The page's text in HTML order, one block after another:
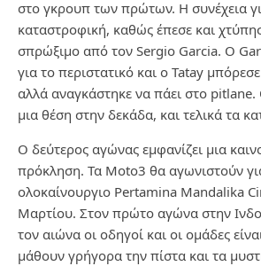
στο γκρουπ των πρώτων. Η συνέχεια
καταστροφική, καθώς έπεσε και
σπρώξιμο από τον Sergio Garcia. Ο
για το περιστατικό και ο Tatay
αλλά αναγκάστηκε να πάει στο pitlane.
μια θέση στην δεκάδα, και τελικά τα
Ο δεύτερος αγώνας εμφανίζει μια
πρόκληση. Τα Moto3 θα αγωνιστούν
ολοκαίνουργιο Pertamina Mandalika
Μαρτίου. Στον πρώτο αγώνα στην
τον αιώνα οι οδηγοί και οι ομάδες
μάθουν γρήγορα την πίστα και τα